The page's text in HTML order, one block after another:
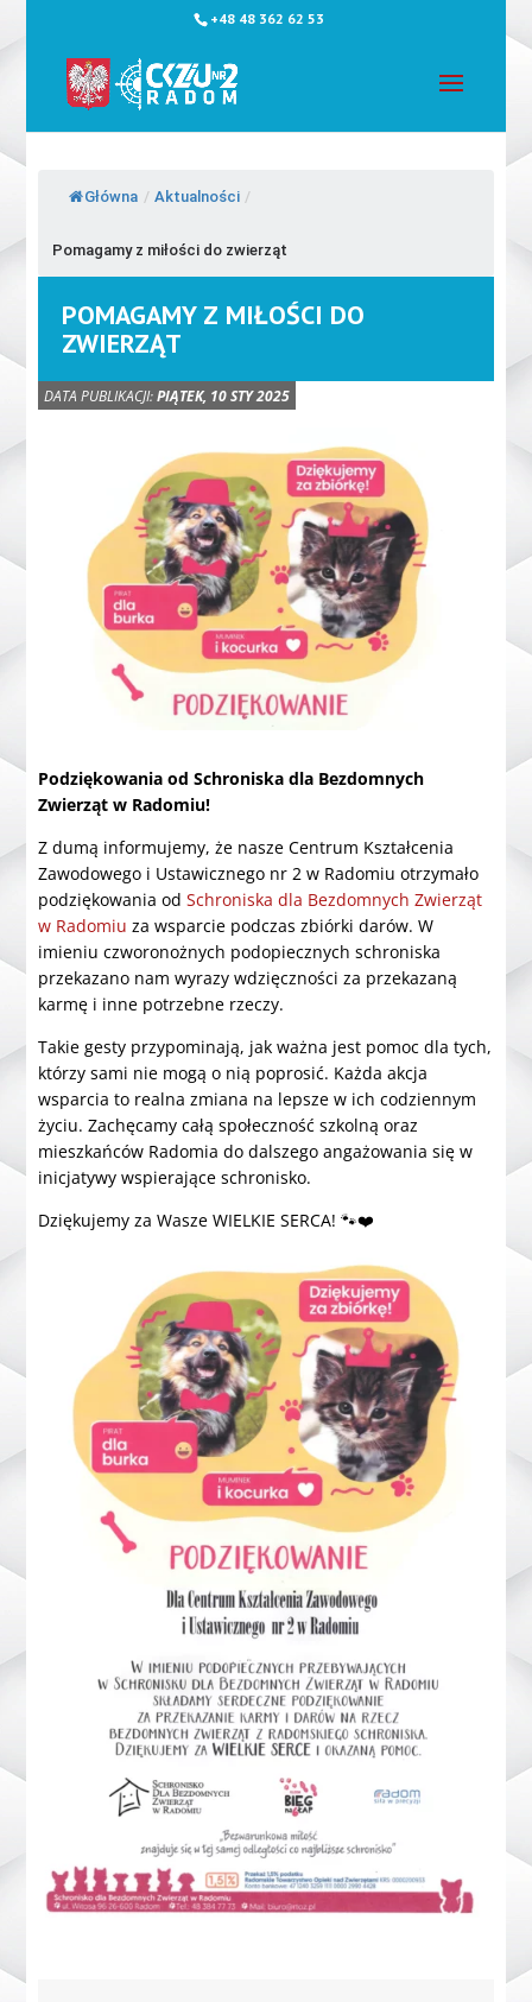
+48 48 362 62 53
Główna / Aktualności /
Pomagamy z miłości do zwierząt
POMAGAMY Z MIŁOŚCI DO
ZWIERZĄT
DATA PUBLIKACJI:PIĄTEK, 10 STY 2025
Podziękowania od Schroniska dla Bezdomnych
Zwierząt w Radomiu!
Z dumą informujemy, że nasze Centrum Kształcenia
Zawodowego i Ustawicznego nr 2 w Radomiu otrzymało
podziękowania odSchroniska dla Bezdomnych Zwierząt
w Radomiu za wsparcie podczas zbiórki darów. W
imieniu czworonożnych podopiecznych schroniska
przekazano nam wyrazy wdzięczności za przekazaną
karmę i inne potrzebne rzeczy.
Takie gesty przypominają, jak ważna jest pomoc dla tych,
którzy sami nie mogą o nią poprosić. Każda akcja
wsparcia to realna zmiana na lepsze w ich codziennym
życiu. Zachęcamy całą społeczność szkolną oraz
mieszkańców Radomia do dalszego angażowania się w
inicjatywy wspierające schronisko.
Dziękujemy za Wasze WIELKIE SERCA! 🐾❤️